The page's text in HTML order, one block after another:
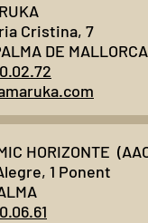
Cristina, 7
DE MALLORCA
HORIZONTE
1 Ponent